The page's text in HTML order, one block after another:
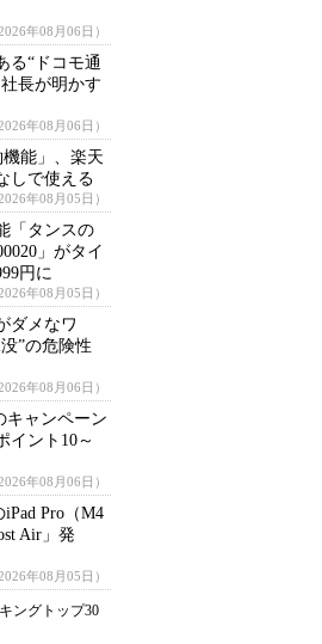
2026年08月06日）
る“ドコモ通
長が明かす
2026年08月06日）
能」、楽天
しで使える
2026年08月05日）
「タンスの
」がタイ
円に
2026年08月05日）
ダメなワ
”の危険性
2026年08月06日）
キャンペーン
イント10～
2026年08月06日）
Pro（M4
Air」発
2026年08月05日）
ングトップ30